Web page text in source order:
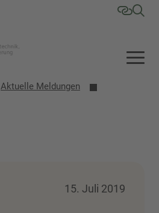
Aktuelle Meldungen
15. Juli 2019